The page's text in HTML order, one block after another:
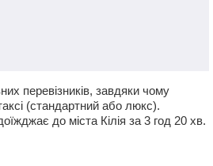
перевізників, завдяки чому
(стандартний або люкс).
до міста Кілія за 3 год 20 хв.